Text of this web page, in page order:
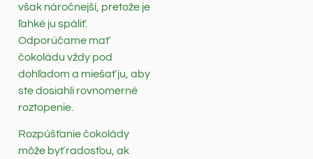
však náročnejší, pretože je
ľahké ju spáliť.
Odporúčame mať
čokoládu vždy pod
dohľadom a miešať ju, aby
ste dosiahli rovnomerné
roztopenie.
Rozpúšťanie čokolády
môže byť radosťou, ak